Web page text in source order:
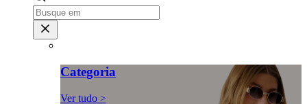
Categoria
Ver tudo >